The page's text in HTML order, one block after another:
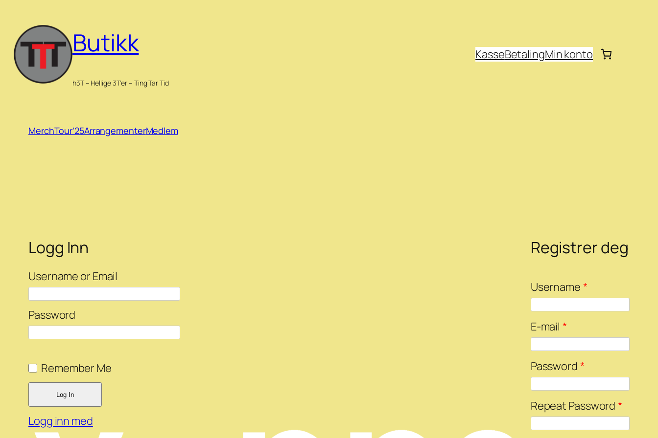
innhold
Butikk
h3T – Hellige 3T'er – Ting Tar Tid
KasseBetalingMin konto
MerchTour’25ArrangementerMedlem
Logg Inn
Username or Email
Password
Remember Me
Logg inn med
Registrer deg
Username *
E-mail *
Password *
Repeat Password *